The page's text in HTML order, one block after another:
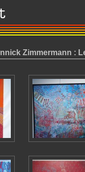
Zimmermann :